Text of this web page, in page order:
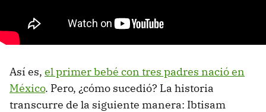
Así es, el primer bebé con tres padres nació en
México. Pero, ¿cómo sucedió? La historia
transcurre de la siguiente manera: Ibtisam